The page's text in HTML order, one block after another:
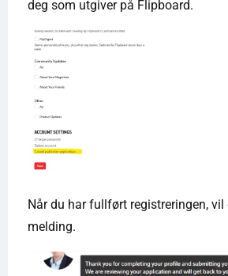
deg som utgiver på Flipboard.
Når du har fullført registreringen,
melding.